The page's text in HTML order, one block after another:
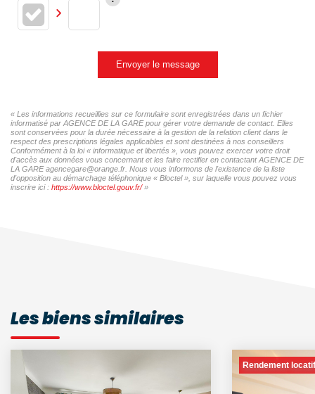
Envoyer le message
« Les informations recueillies sur ce formulaire sont enregistrées dans un fichier
informatisé par AGENCE DE LA GARE pour gérer votre demande de contact. Elles
sont conservées pour la durée nécessaire à la gestion de la relation client dans le
respect des prescriptions légales applicables et sont destinées à nos conseillers
Conformément à la loi « informatique et libertés », vous pouvez exercer votre droit
d'accès aux données vous concernant et les faire rectifier en contactant AGENCE DE
LA GARE agencegare@orange.fr. Nous vous informons de l'existence de la liste
d'opposition au démarchage téléphonique « Bloctel », sur laquelle vous pouvez vous
inscrire ici : https://www.bloctel.gouv.fr/»
Les biens similaires
Rendement locatif